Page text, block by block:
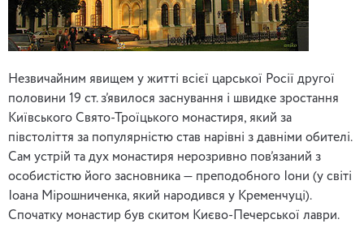
Незвичайним явищем у житті всієї царської Росії другої
половини 19 ст. з’явилося заснування і швидке зростання
Київського Свято-Троїцького монастиря, який за
півстоліття за популярністю став нарівні з давніми обителі.
Сам устрій та дух монастиря нерозривно пов’язаний з
особистістю його засновника — преподобного Іони (у світі
Іоана Мірошниченка, який народився у Кременчуці).
Спочатку монастир був скитом Києво-Печерської лаври.